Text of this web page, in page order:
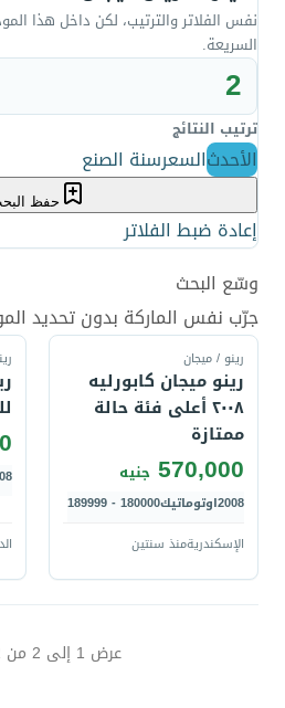
نفس الفلاتر والترتيب، لكن داخل هذا
السريعة.
2
ترتيب النتائج
الأحدثالسعرسنة الصنع
حفظ
إعادة ضبط الفلاتر
وسّع البحث
جرّب نفس الماركة بدون تحديد
رينو / ميجان
رينو ميجان كابورليه
٢٠٠٨ أعلى فئة حالة
ممتازة
570,000 جنيه
2008اوتوماتيك180000 - 189999
الإسكندريةمنذ سنتين
عرض 1 إلى 2 من